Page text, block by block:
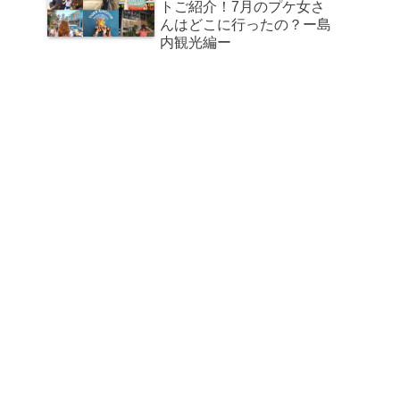
トご紹介！7月のプケ女さ
んはどこに行ったの？ー島
内観光編ー